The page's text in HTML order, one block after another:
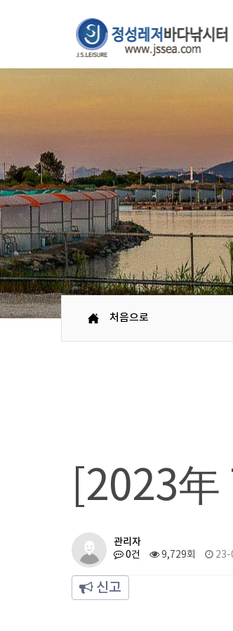
처음으로
[2023
관리자
0건 9,729회 23-
신고